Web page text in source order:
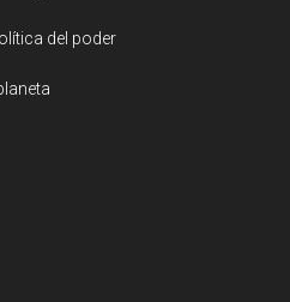
del poder